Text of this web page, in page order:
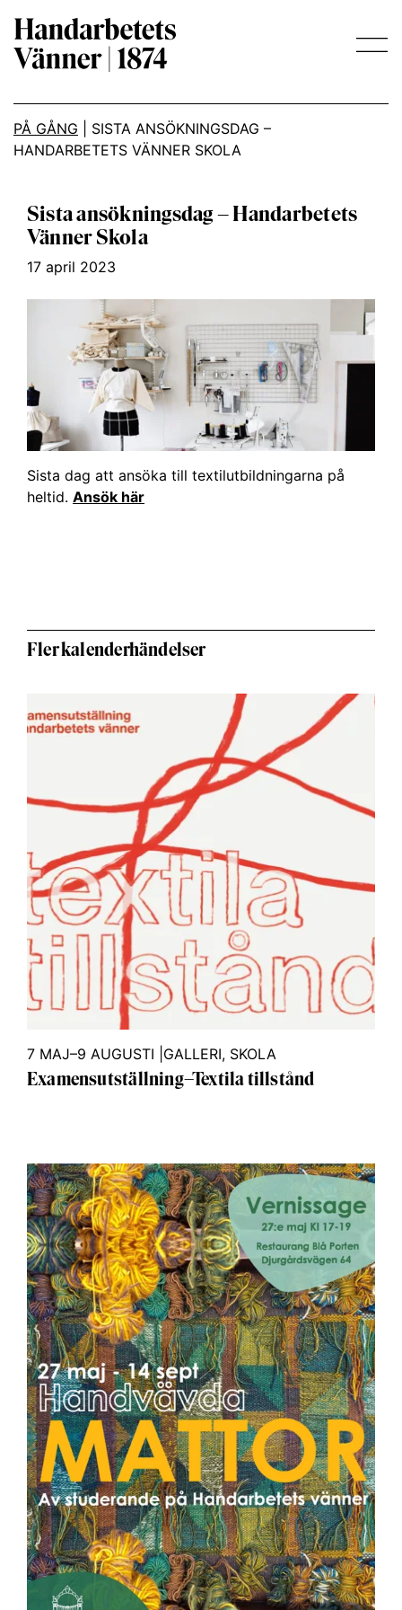
Main Navigation
PÅ GÅNG
SISTA ANSÖKNINGSDAG –
HANDARBETETS VÄNNER SKOLA
Sista ansökningsdag – Handarbetets
Vänner Skola
17 april 2023
Sista dag att ansöka till textilutbildningarna på
heltid. Ansök här
Fler kalenderhändelser
7 MAJ–9 AUGUSTI GALLERI, SKOLA
Examensutställning–Textila tillstånd